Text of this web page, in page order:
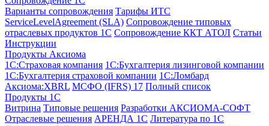
Варианты сопровождения Тарифы ИТС
ServiceLevelAgreement (SLA) Сопровождение типовых
отраслевых продуктов 1С Сопровождение ККТ АТОЛ Статьи
Инструкции
Продукты Аксиома
1С:Страховая компания 1С:Бухгалтерия лизинговой компании
1С:Бухгалтерия страховой компании 1С:Ломбард
Аксиома:XBRL МСФО (IFRS) 17 Полный список
Продукты 1С
Витрина Типовые решения Разработки АКСИОМА-СОФТ
Отраслевые решения АРЕНДА 1С Литература по 1С